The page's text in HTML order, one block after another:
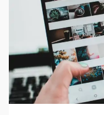
4 min read